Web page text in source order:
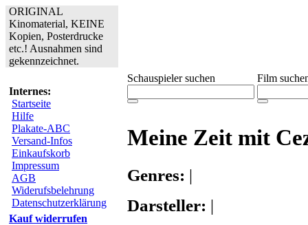
ORIGINAL
Kinomaterial, KEINE
Kopien, Posterdrucke
etc.! Ausnahmen sind
gekennzeichnet.
Internes:
Startseite
Hilfe
Plakate-ABC
Versand-Infos
Einkaufskorb
Impressum
AGB
Widerufsbelehrung
Datenschutzerklärung
Kauf widerrufen
Schauspieler suchen Film
Meine Zeit mit
Genres: |
Darsteller: |